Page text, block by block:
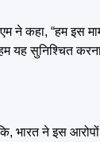
ने कहा, “हम इस
सुनिश्चित करना
भारत ने इस